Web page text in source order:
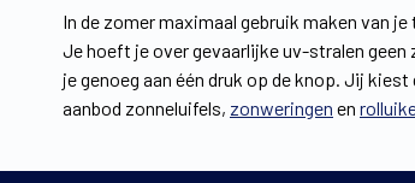
In de zomer maximaal gebruik maken van
Je hoeft je over gevaarlijke uv-stralen geen
je genoeg aan één druk op de knop. Jij
aanbod zonneluifels, zonweringen en